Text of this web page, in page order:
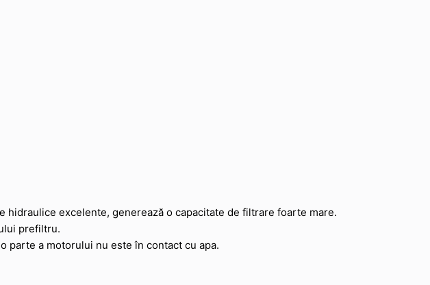
excelente, generează o capacitate de filtrare foarte mare.
prefiltru.
parte a motorului nu este în contact cu apa.